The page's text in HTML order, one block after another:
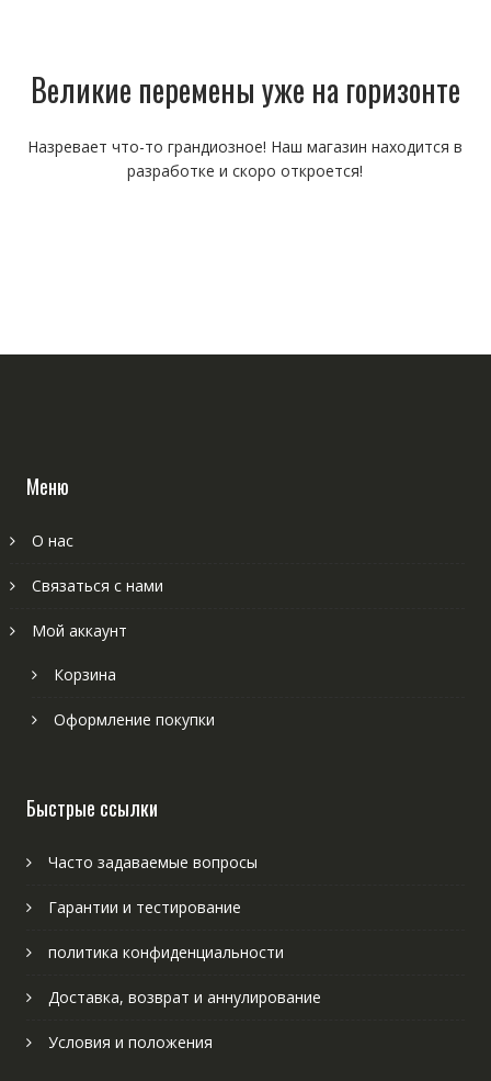
Великие перемены уже на горизонте
Назревает что-то грандиозное! Наш магазин находится в
разработке и скоро откроется!
Меню
О нас
Связаться с нами
Мой аккаунт
Корзина
Оформление покупки
Быстрые ссылки
Часто задаваемые вопросы
Гарантии и тестирование
политика конфиденциальности
Доставка, возврат и аннулирование
Условия и положения